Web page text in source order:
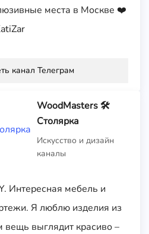
места в Москве ❤️
канал Телеграм
WoodMasters 🛠
Столярка
Искусство и дизайн
каналы
Интересная мебель и
Я люблю изделия из
вещь выглядит красиво –